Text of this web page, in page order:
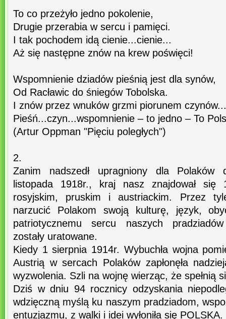
To co przeżyło jedno pokolenie,
Drugie przerabia w sercu i pamięci.
I tak pochodem idą cienie...cienie...
Aż się następne znów na krew poświęci!
Wspomnienie dziadów pieśnią jest dla synów,
Od Racławic do śniegów Tobolska.
I znów przez wnuków grzmi piorunem
Pieśń...czyn...wspomnienie – to jedno – To
(Artur Oppman "Pięciu poległych")
2.
Zanim nadszedł upragniony dla Polaków
listopada 1918r., kraj nasz znajdował
rosyjskim, pruskim i austriackim. Przez
narzucić Polakom swoją kulturę, język,
patriotycznemu sercu naszych
zostały uratowane.
Kiedy 1 sierpnia 1914r. Wybuchła wojna
Austrią w sercach Polaków zapłonęła
wyzwolenia. Szli na wojnę wierząc, że spełnią
Dziś w dniu 94 rocznicy odzyskania
wdzięczną myślą ku naszym pradziadom,
entuzjazmu, z walki i idei wyłoniła się POLSKA.